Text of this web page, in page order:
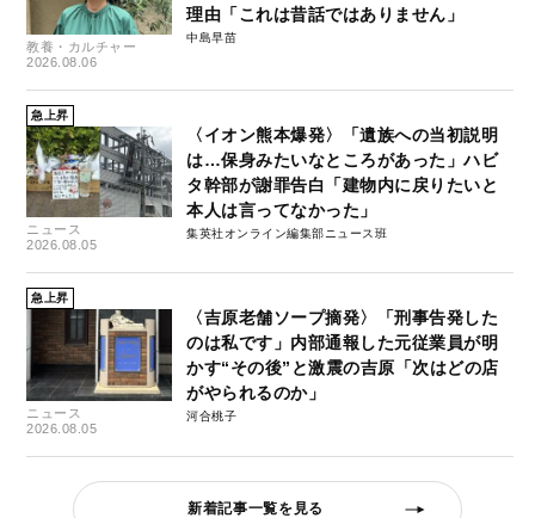
教養・カルチャー
2026.08.06
理由「これは昔話ではありません」
中島早苗
急上昇
ニュース
2026.08.05
〈イオン熊本爆発〉「遺族への当初説明
は…保身みたいなところがあった」ハビ
タ幹部が謝罪告白「建物内に戻りたいと
本人は言ってなかった」
集英社オンライン編集部ニュース班
急上昇
ニュース
2026.08.05
〈吉原老舗ソープ摘発〉「刑事告発した
のは私です」内部通報した元従業員が明
かす“その後”と激震の吉原「次はどの店
がやられるのか」
河合桃子
新着記事一覧を見る